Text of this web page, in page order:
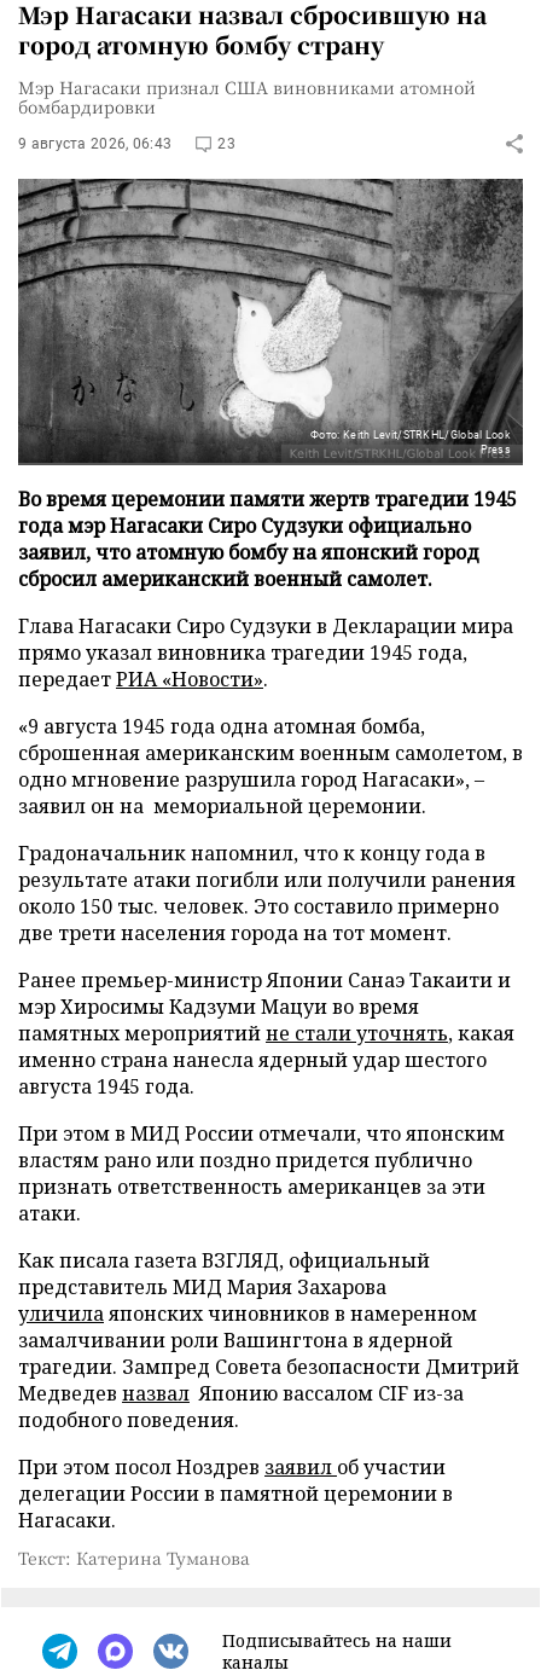
Мэр Нагасаки назвал сбросившую на
город атомную бомбу страну
Мэр Нагасаки признал США виновниками атомной
бомбардировки
9 августа 2026, 06:43 23
Фото: Keith Levit/STRKHL/Global Look
Press
Во время церемонии памяти жертв трагедии 1945
года мэр Нагасаки Сиро Судзуки официально
заявил, что атомную бомбу на японский город
сбросил американский военный самолет.
Глава Нагасаки Сиро Судзуки в Декларации мира
прямо указал виновника трагедии 1945 года,
передаетРИА «Новости».
«9 августа 1945 года одна атомная бомба,
сброшенная американским военным самолетом, в
одно мгновение разрушила город Нагасаки», –
заявил он на мемориальной церемонии.
Градоначальник напомнил, что к концу года в
результате атаки погибли или получили ранения
около 150 тыс. человек. Это составило примерно
две трети населения города на тот момент.
Ранее премьер-министр Японии Санаэ Такаити и
мэр Хиросимы Кадзуми Мацуи во время
памятных мероприятийне стали уточнять, какая
именно страна нанесла ядерный удар шестого
августа 1945 года.
При этом в МИД России отмечали, что японским
властям рано или поздно придется публично
признать ответственность американцев за эти
атаки.
Как писала газета ВЗГЛЯД, официальный
представитель МИД Мария Захарова
уличилаяпонских чиновников в намеренном
замалчивании роли Вашингтона в ядерной
трагедии. Зампред Совета безопасности Дмитрий
Медведев назвал Японию вассалом CIF из-за
подобного поведения.
При этом посол Ноздрев заявил об участии
делегации России в памятной церемонии в
Нагасаки.
Текст: Катерина Туманова
Подписывайтесь на наши
каналы